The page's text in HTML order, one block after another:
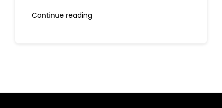
Continue reading